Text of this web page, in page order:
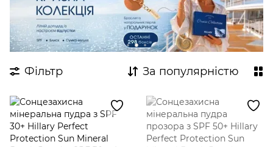
Фільтр За популярністю